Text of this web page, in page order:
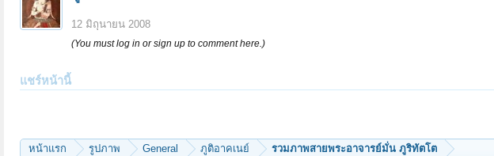
12 มิถุนายน 2008
(You must log in or sign up to comment here.)
แชร์หน้านี้
หน้าแรก รูปภาพ General ภูติอาคเนย์ รวมภาพสายพระอาจารย์มั่น ภูริทัตโต